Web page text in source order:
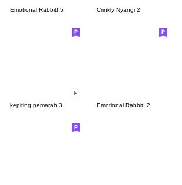
Emotional Rabbit! 5 Crinkly Nyangi 2
kepiting pemarah 3 Emotional Rabbit! 2